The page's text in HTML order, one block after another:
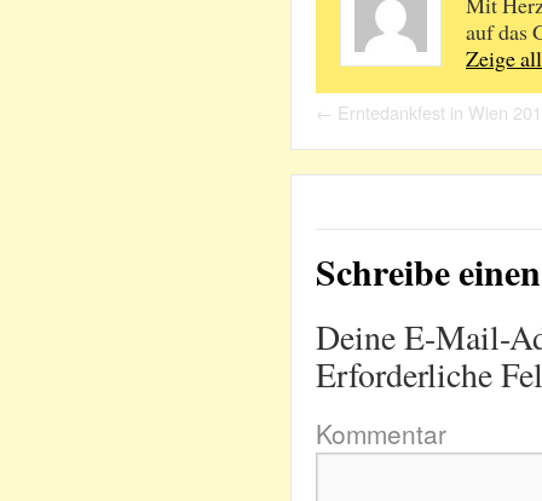
auf das
Zeige
← Erntedankfest in Wien
Schreibe
Deine E-Mail-
Erforderliche
Kommentar